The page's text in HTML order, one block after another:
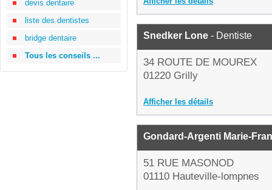
devis dentaire
liste des dentistes
bridge dentaire
Tous les conseils ...
Snedker Lone - Dentiste
34 ROUTE DE MOUREX
01220 Grilly
Afficher les détails
Gondard-Argenti Marie-
51 RUE MASONOD
01110 Hauteville-lompnes